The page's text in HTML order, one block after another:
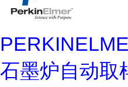
石墨炉自动取